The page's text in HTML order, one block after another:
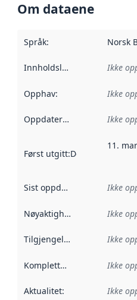
Om dataene
Språk: Norsk
Innholdsleverandører :
Ikke
Opphav: Ikke
Oppdateringsfrekvens :
Ikke
Først utgitt:Denne datoen
11.
Sist oppdatert Ikke
Nøyaktighet Ikke
Tilgjengelighet Ikke
Kompletthet Ikke
Aktualitet: Ikke